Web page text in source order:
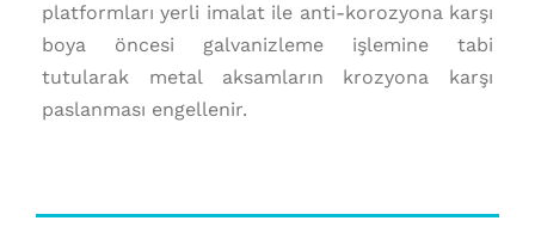
platformları yerli imalat ile anti-korozyona karşı
boya öncesi galvanizleme işlemine tabi
tutularak metal aksamların krozyona karşı
paslanması engellenir.